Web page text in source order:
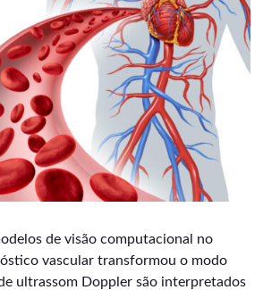
de visão computacional no
vascular transformou o modo
ultrassom Doppler são interpretados